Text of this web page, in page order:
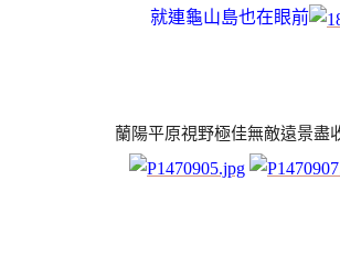
就連龜山島也在眼前
蘭陽平原視野極佳無敵遠景盡